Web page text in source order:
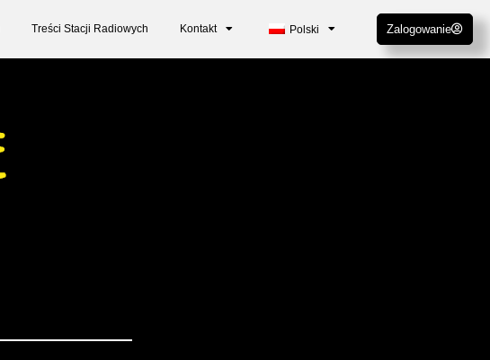
Treści Stacji Radiowych Kontakt Polski Zalogowanie